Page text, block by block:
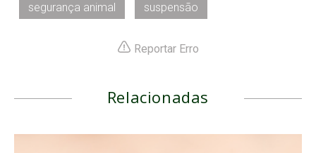
segurança animal suspensão
Reportar Erro
Relacionadas